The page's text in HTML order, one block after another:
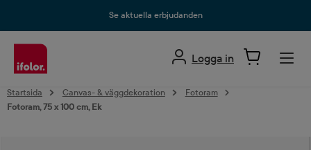
Se aktuella erbjudanden
Logga in
Startsida Canvas- & väggdekoration
Fotoram
Fotoram, 75 x 100 cm, Ek